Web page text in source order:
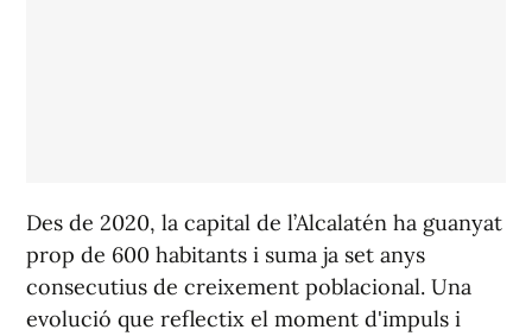
Des de 2020, la capital de l’Alcalatén ha guanyat
prop de 600 habitants i suma ja set anys
consecutius de creixement poblacional. Una
evolució que reflectix el moment d'impuls i